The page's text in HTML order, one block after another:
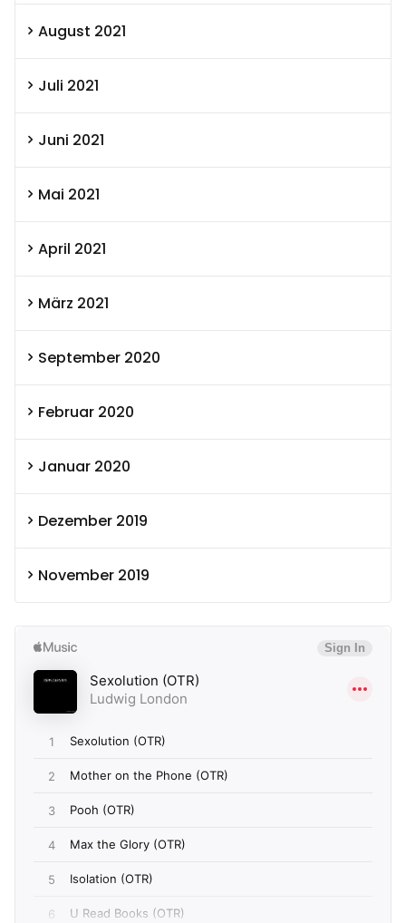
August 2021
Juli 2021
Juni 2021
Mai 2021
April 2021
März 2021
September 2020
Februar 2020
Januar 2020
Dezember 2019
November 2019